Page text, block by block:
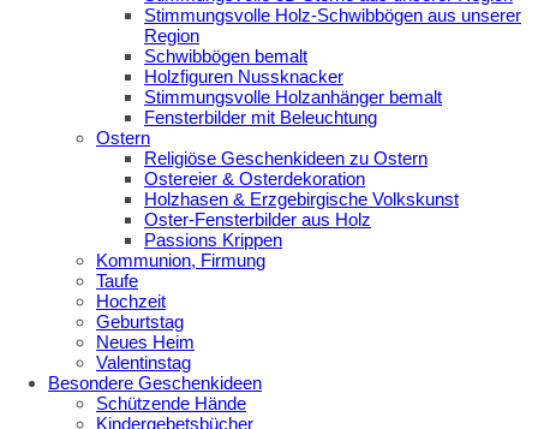
Stimmungsvolle Holz-Schwibbögen aus unserer
Region
Schwibbögen bemalt
Holzfiguren Nussknacker
Stimmungsvolle Holzanhänger bemalt
Fensterbilder mit Beleuchtung
Ostern
Religiöse Geschenkideen zu Ostern
Ostereier & Osterdekoration
Holzhasen & Erzgebirgische Volkskunst
Oster-Fensterbilder aus Holz
Passions Krippen
Kommunion, Firmung
Taufe
Hochzeit
Geburtstag
Neues Heim
Valentinstag
Besondere Geschenkideen
Schützende Hände
Kindergebetsbücher